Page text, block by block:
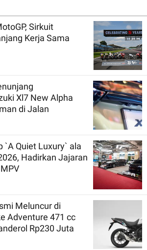
Sirkuit
Kerja Sama
Xl7 New Alpha
di Jalan
`A Quiet Luxury` ala
Hadirkan Jajaran
Meluncur di
Adventure 471 cc
Rp230 Juta